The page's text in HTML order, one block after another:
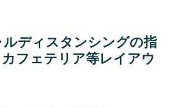
ルディスタンシングの指
フェテリア等レイアウ